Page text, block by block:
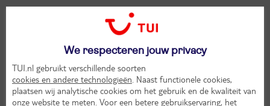
We respecteren jouw privacy
TUI.nl gebruikt verschillende soorten
cookies en andere technologieën . Naast functionele cookies,
plaatsen wij analytische cookies om het gebruik en de kwaliteit van
onze website te meten. Voor een betere gebruikservaring, het